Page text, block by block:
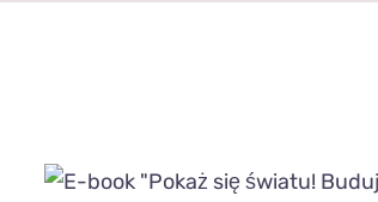
DODAJ DO KOSZYKA / QUICK